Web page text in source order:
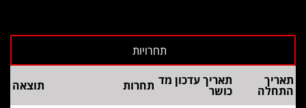
תאריך
התחלה
תאריך עדכון מד
כושר תחרות תוצאה